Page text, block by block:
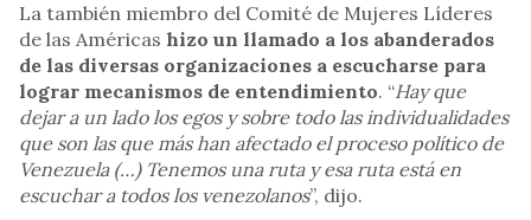
La también miembro del Comité de Mujeres Líderes
de las Américas hizo un llamado a los abanderados
de las diversas organizaciones a escucharse para
lograr mecanismos de entendimiento. “Hay que
dejar a un lado los egos y sobre todo las individualidades
que son las que más han afectado el proceso político de
Venezuela (…) Tenemos una ruta y esa ruta está en
escuchar a todos los venezolanos”, dijo.